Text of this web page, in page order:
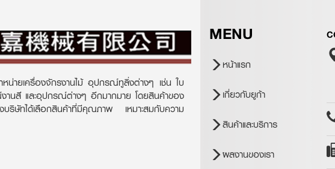
น่ายเครื่องจักรงานไม้ อุปกรณ์ทูลิ่งต่างๆ เช่น ใบ
านสี และอุปกรณ์ต่างๆ อีกมากมาย โดยสินค้าของ
บริษัทได้เลือกสินค้าที่มีคุณภาพ เหมาะสมกับความ
MENU
หน้าแรก
เกี่ยวกับยูก้า
สินค้าและบริการ
ผลงานของเรา